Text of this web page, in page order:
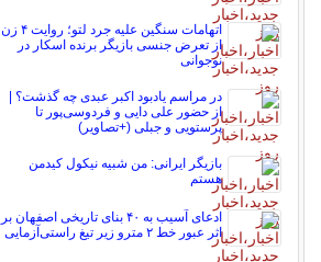
اتهامات سنگین علیه جرد لتو؛ روایت ۴ زن
از تعرض جنسی بازیگر برنده اسکار در
نوجوانی
در مراسم یادبود اکبر عبدی چه گذشت؟ |
از حضور علی دایی و فردوسی‌پور تا
پرستویی و جبلی (+تصاویر)
بازیگر ایرانی: من شبیه نیکول کیدمن
هستم
ادعای آسیب به ۴۰ بنای تاریخی اصفهان بر
اثر عبور خط ۲ مترو زیر تیغ راستی‌آزمایی